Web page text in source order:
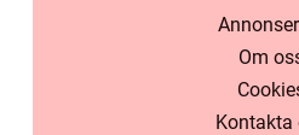
Om
Kontakta